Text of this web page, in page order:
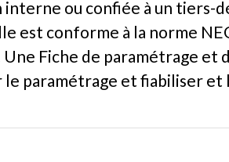
interne ou confiée à un
est conforme à la norme
Fiche de paramétrage et
paramétrage et fiabiliser et